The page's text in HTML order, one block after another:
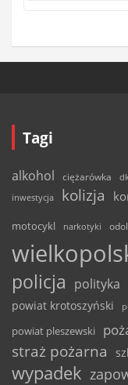
Tagi
alkohol ciężarówka
inwestycja
kolizja
motocykl narkotyki
policja polityka
powiat krotoszyński
powiat pleszewski
straż pożarna
wypadek